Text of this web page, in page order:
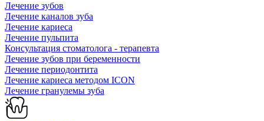
Лечение зубов
Лечение каналов зуба
Лечение кариеса
Лечение пульпита
Консультация стоматолога - терапевта
Лечение зубов при беременности
Лечение периодонтита
Лечение кариеса методом ICON
Лечение гранулемы зуба